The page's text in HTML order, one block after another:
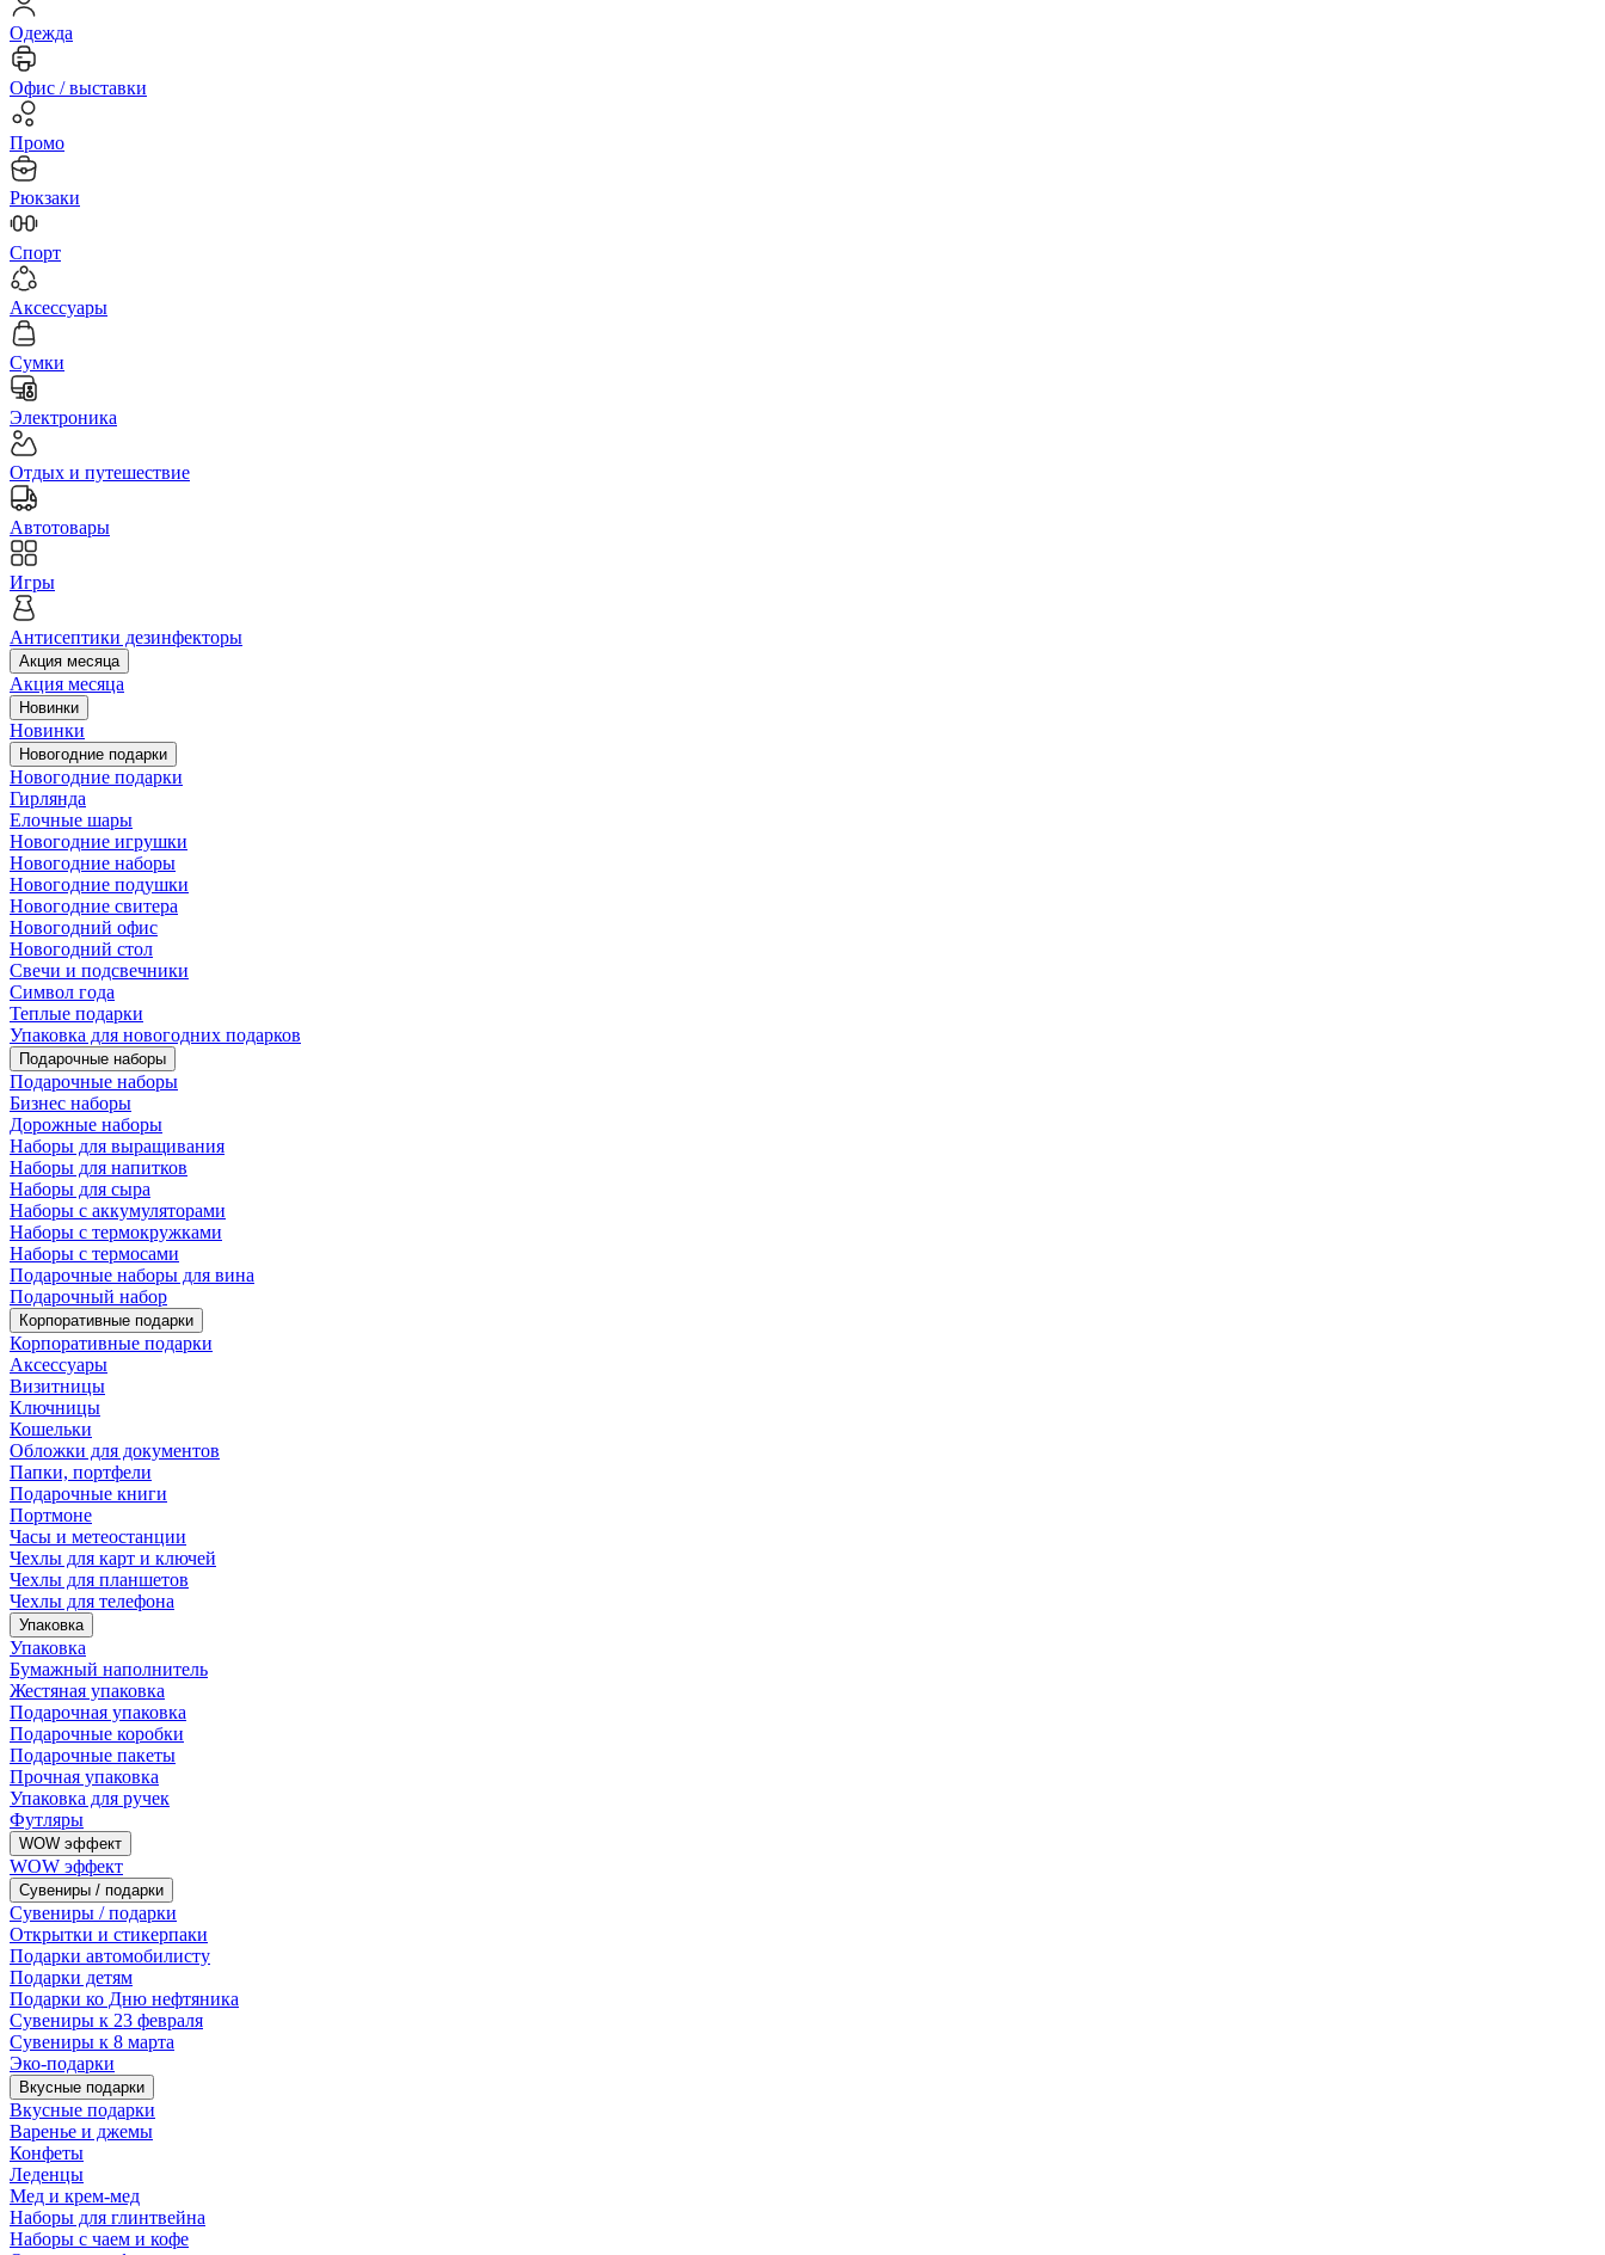
Одежда
Офис / выставки
Промо
Рюкзаки
Спорт
Аксессуары
Сумки
Электроника
Отдых и путешествие
Автотовары
Игры
Антисептики дезинфекторы
Акция месяца
Акция месяца
Новинки
Новинки
Новогодние подарки
Новогодние подарки
Гирлянда
Елочные шары
Новогодние игрушки
Новогодние наборы
Новогодние подушки
Новогодние свитера
Новогодний офис
Новогодний стол
Свечи и подсвечники
Символ года
Теплые подарки
Упаковка для новогодних подарков
Подарочные наборы
Подарочные наборы
Бизнес наборы
Дорожные наборы
Наборы для выращивания
Наборы для напитков
Наборы для сыра
Наборы с аккумуляторами
Наборы с термокружками
Наборы с термосами
Подарочные наборы для вина
Подарочный набор
Корпоративные подарки
Корпоративные подарки
Аксессуары
Визитницы
Ключницы
Кошельки
Обложки для документов
Папки, портфели
Подарочные книги
Портмоне
Часы и метеостанции
Чехлы для карт и ключей
Чехлы для планшетов
Чехлы для телефона
Упаковка
Упаковка
Бумажный наполнитель
Жестяная упаковка
Подарочная упаковка
Подарочные коробки
Подарочные пакеты
Прочная упаковка
Упаковка для ручек
Футляры
WOW эффект
WOW эффект
Сувениры / подарки
Сувениры / подарки
Открытки и стикерпаки
Подарки автомобилисту
Подарки детям
Подарки ко Дню нефтяника
Сувениры к 23 февраля
Сувениры к 8 марта
Эко-подарки
Вкусные подарки
Вкусные подарки
Варенье и джемы
Конфеты
Леденцы
Мед и крем-мед
Наборы для глинтвейна
Наборы с чаем и кофе